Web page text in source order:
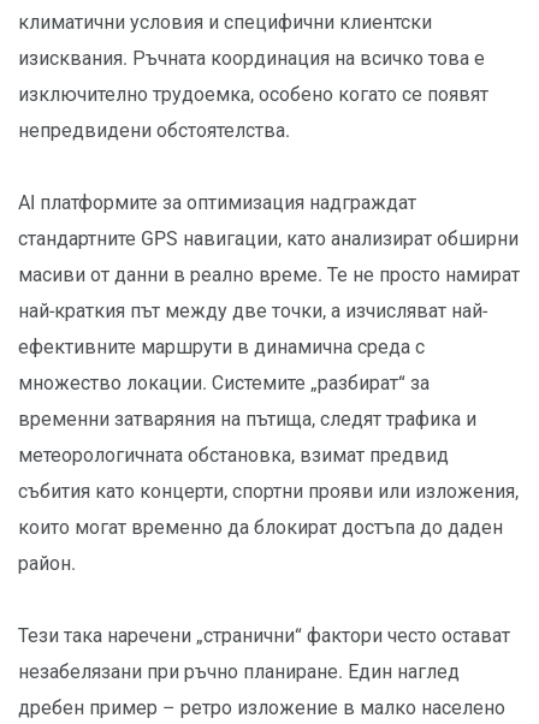
климатични условия и специфични клиентски
изисквания. Ръчната координация на всичко това е
изключително трудоемка, особено когато се появят
непредвидени обстоятелства.
AI платформите за оптимизация надграждат
стандартните GPS навигации, като анализират обширни
масиви от данни в реално време. Те не просто намират
най-краткия път между две точки, а изчисляват най-
ефективните маршрути в динамична среда с
множество локации. Системите „разбират“ за
временни затваряния на пътища, следят трафика и
метеорологичната обстановка, взимат предвид
събития като концерти, спортни прояви или изложения,
които могат временно да блокират достъпа до даден
район.
Тези така наречени „странични“ фактори често остават
незабелязани при ръчно планиране. Един наглед
дребен пример – ретро изложение в малко населено